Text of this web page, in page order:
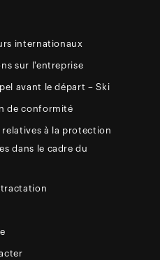
internationaux
sur l'entreprise
avant le départ – Ski
de conformité
relatives à la protection
dans le cadre du